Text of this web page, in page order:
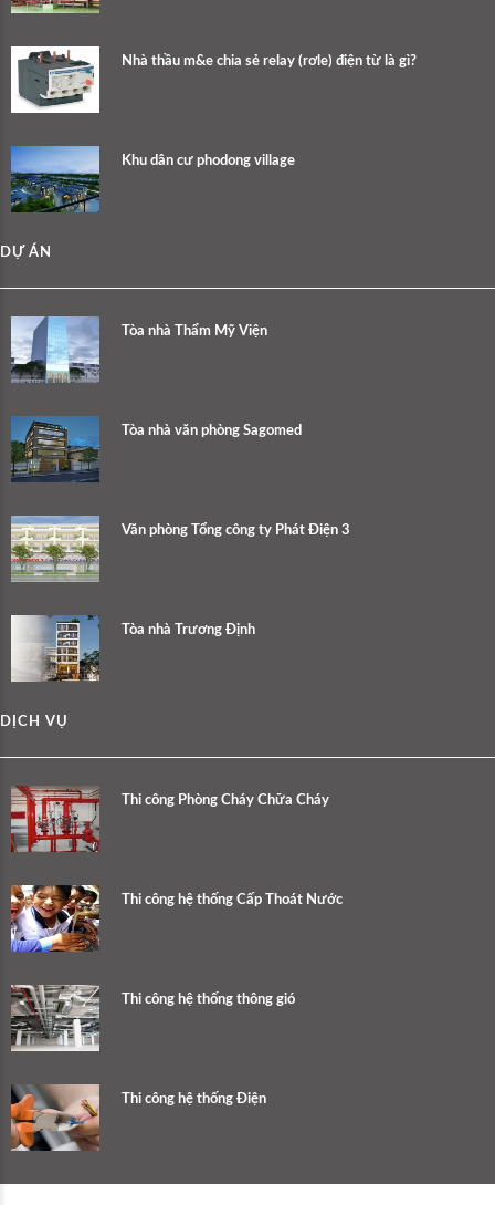
Nhà thầu m&e chia sẻ relay (rơle) điện từ là gì?
Khu dân cư phodong village
DỰ ÁN
Tòa nhà Thẩm Mỹ Viện
Tòa nhà văn phòng Sagomed
Văn phòng Tổng công ty Phát Điện 3
Tòa nhà Trương Định
DỊCH VỤ
Thi công Phòng Cháy Chữa Cháy
Thi công hệ thống Cấp Thoát Nước
Thi công hệ thống thông gió
Thi công hệ thống Điện